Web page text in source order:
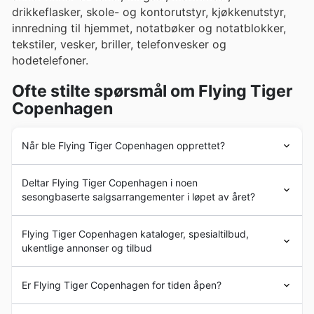
drikkeflasker, skole- og kontorutstyr, kjøkkenutstyr,
innredning til hjemmet, notatbøker og notatblokker,
tekstiler, vesker, briller, telefonvesker og
hodetelefoner.
Ofte stilte spørsmål om Flying Tiger
Copenhagen
Når ble Flying Tiger Copenhagen opprettet?
Lennart Lajboschitz. Han åpnet den første butikken på
Islands Brygge i København i 1995 under navnet
"Tiger". Senere, i 1988, åpnet de sin første butikk i
København. I dag harFlying Tiger Copenhagenåpnet
butikker i hele regionen, også i land som Norge.
Deltar Flying Tiger Copenhagen i noen
sesongbaserte salgsarrangementer i løpet av året?
sesongbaserte salgsarrangementer og spesialtilbud
gjennom hele året, noe som gjør det enda mer lønnsomt
å følge med på deresuka-avisograbatterpå vår
nettside. Enten det er forvårsalg, sommerkampanjer,
back to school
høstrabatter vintertilbud
Flying Tiger Copenhagen kataloger, spesialtilbud,
ukentlige annonser og tilbud
hovedkontor i København. Kjeden har nesten 1000
butikker over hele verden.
Er Flying Tiger Copenhagen for tiden åpen?